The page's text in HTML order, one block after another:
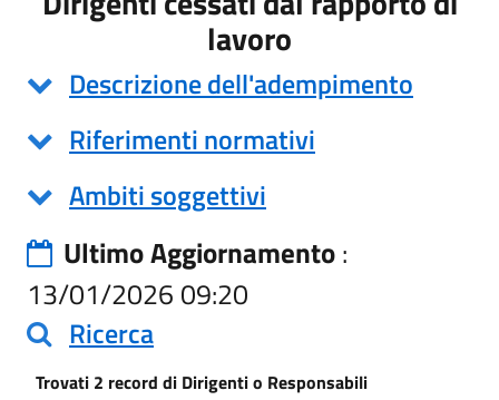
lavoro
Descrizione dell'adempimento
Riferimenti normativi
Ambiti soggettivi
Ultimo Aggiornamento:
13/01/2026 09:20
Ricerca
Trovati 2 record di Dirigenti o Responsabili